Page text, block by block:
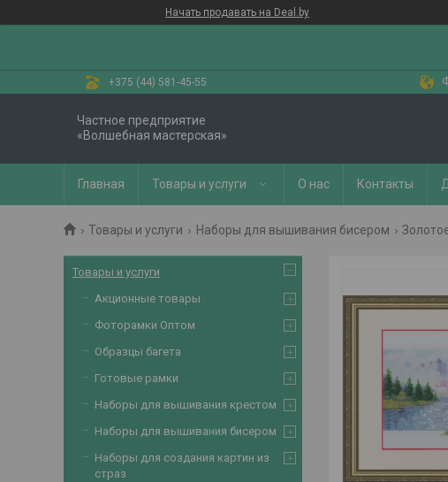
Начать продавать на Deal.by
+375 (44) 581-45-55
Частное предприятие
«Волшебная мастерская»
Главная Товары и услуги О нас Контакты
Товары и услуги Наборы для вышивания бисером
Товары и услуги
Акционные товары
Фоторамки Оптом
Образцы багета
Готовые рамки
Наборы для вышивания крестом
Наборы для вышивания бисером
Наборы для создания картин из
страз